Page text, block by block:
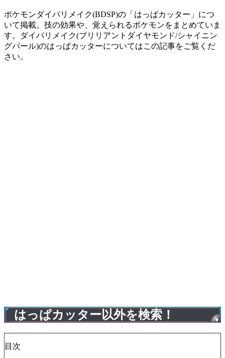
ポケモンダイパリメイク(BDSP)の「はっぱカッター」につ
いて掲載。技の効果や、覚えられるポケモンをまとめていま
す。ダイパリメイク(ブリリアントダイヤモンド/シャイニン
グパール)のはっぱカッターについてはこの記事をご覧くだ
さい。
はっぱカッター以外を検索！
目次